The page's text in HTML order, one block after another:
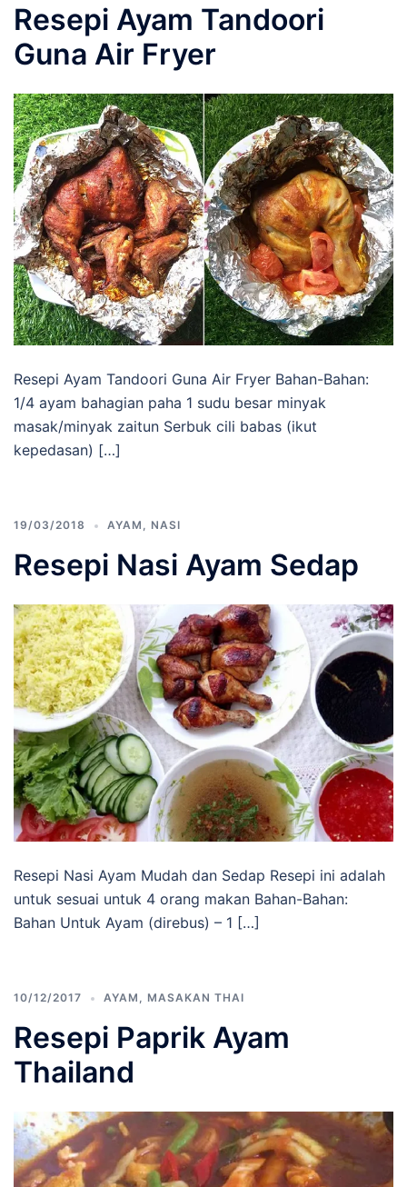
Resepi Ayam Tandoori
Guna Air Fryer
Resepi Ayam Tandoori Guna Air Fryer Bahan-Bahan:
1/4 ayam bahagian paha 1 sudu besar minyak
masak/minyak zaitun Serbuk cili babas (ikut
kepedasan) […]
19/03/2018 AYAM NASI
Resepi Nasi Ayam Sedap
Resepi Nasi Ayam Mudah dan Sedap Resepi ini adalah
untuk sesuai untuk 4 orang makan Bahan-Bahan:
Bahan Untuk Ayam (direbus) – 1 […]
10/12/2017 AYAM MASAKAN THAI
Resepi Paprik Ayam
Thailand